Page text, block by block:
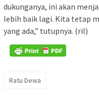
dukunganya, ini akan
lebih baik lagi. Kita tetap
yang ada,” tutupnya. (ril)
Ratu Dewa